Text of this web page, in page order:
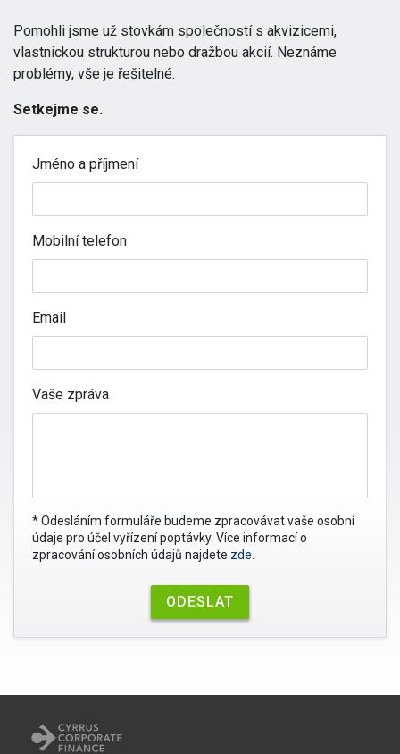
Pomohli jsme už stovkám společností s akvizicemi,
vlastnickou strukturou nebo dražbou akcií. Neznáme
problémy, vše je řešitelné.
Setkejme se.
Jméno a příjmení
Mobilní telefon
Email
Vaše zpráva
* Odesláním formuláře budeme zpracovávat vaše osobní
údaje pro účel vyřízení poptávky. Více informací o
zpracování osobních údajů najdete zde